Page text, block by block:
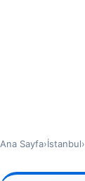
Ana Sayfa›İstanbul›